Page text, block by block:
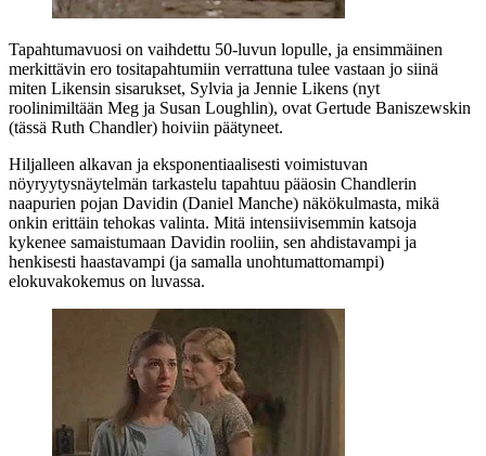
Tapahtumavuosi on vaihdettu 50‑luvun lopulle, ja ensimmäinen
merkittävin ero tositapahtumiin verrattuna tulee vastaan jo siinä
miten Likensin sisarukset, Sylvia ja Jennie Likens (nyt
roolinimiltään Meg ja Susan Loughlin), ovat Gertude Baniszewskin
(tässä Ruth Chandler) hoiviin päätyneet.
Hiljalleen alkavan ja eksponentiaalisesti voimistuvan
nöyryytysnäytelmän tarkastelu tapahtuu pääosin Chandlerin
naapurien pojan Davidin (Daniel Manche) näkökulmasta, mikä
onkin erittäin tehokas valinta. Mitä intensiivisemmin katsoja
kykenee samaistumaan Davidin rooliin, sen ahdistavampi ja
henkisesti haastavampi (ja samalla unohtumattomampi)
elokuvakokemus on luvassa.